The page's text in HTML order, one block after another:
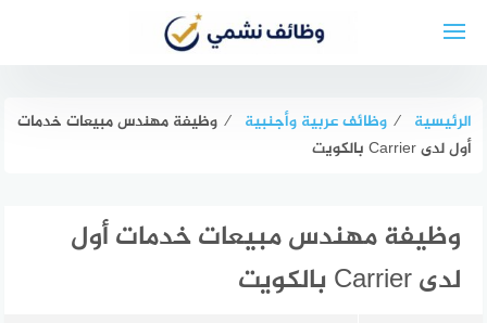
الرئيسية ⁄ وظائف عربية وأجنبية ⁄ وظيفة مهندس مبيعات خدمات
أول لدى Carrier بالكويت
وظيفة مهندس مبيعات خدمات أول
لدى Carrier بالكويت